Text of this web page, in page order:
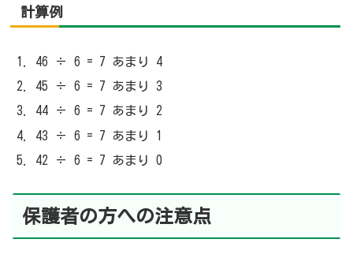
計算例
46 ÷ 6 = 7 あまり 4
45 ÷ 6 = 7 あまり 3
44 ÷ 6 = 7 あまり 2
43 ÷ 6 = 7 あまり 1
42 ÷ 6 = 7 あまり 0
保護者の方への注意点